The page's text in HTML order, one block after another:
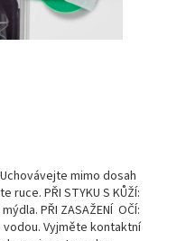
mimo dosah
ruce. PŘI STYKU S KŮŽÍ:
PŘI ZASAŽENÍ OČÍ:
Vyjměte kontaktní